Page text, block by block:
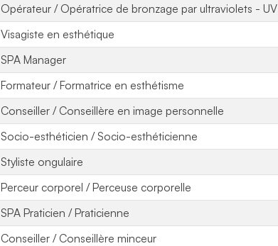
Opérateur / Opératrice de bronzage par ultraviolets - UV
Visagiste en esthétique
SPA Manager
Formateur / Formatrice en esthétisme
Conseiller / Conseillère en image personnelle
Socio-esthéticien / Socio-esthéticienne
Styliste ongulaire
Perceur corporel / Perceuse corporelle
SPA Praticien / Praticienne
Conseiller / Conseillère minceur